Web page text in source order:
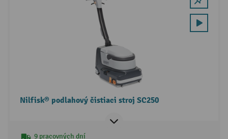
Nilfisk® podlahový čistiaci stroj SC250
9 pracovných dní